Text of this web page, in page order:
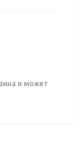
и может